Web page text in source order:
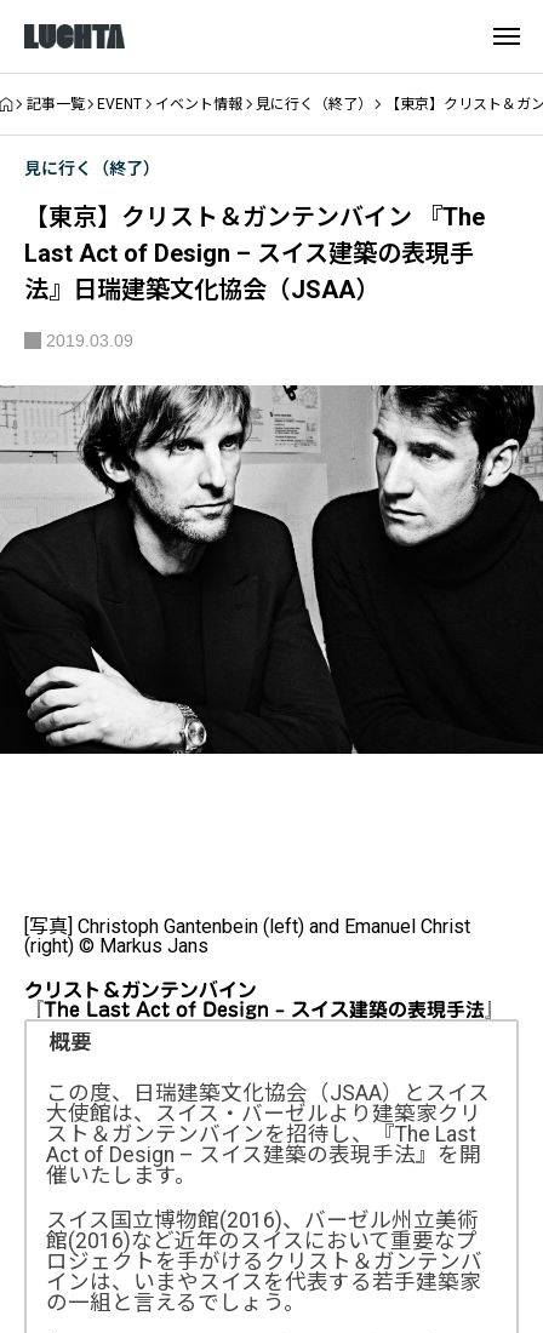
記事一覧 EVENT イベント情報 見に行く（終了） 【東京】クリスト＆
見に行く（終了）
【東京】クリスト＆ガンテンバイン 『The
Last Act of Design – スイス建築の表現手
法』日瑞建築文化協会（JSAA）
2019.03.09
[写真] Christoph Gantenbein (left) and Emanuel Christ
(right) © Markus Jans
クリスト＆ガンテンバイン
『The Last Act of Design – スイス建築の表現手法』
概要
この度、日瑞建築文化協会（JSAA）とスイス
大使館は、スイス・バーゼルより建築家クリ
スト＆ガンテンバインを招待し、『The Last
Act of Design – スイス建築の表現手法』を開
催いたします。
スイス国立博物館(2016)、バーゼル州立美術
館(2016)など近年のスイスにおいて重要なプ
ロジェクトを手がけるクリスト＆ガンテンバ
インは、いまやスイスを代表する若手建築家
の一組と言えるでしょう。